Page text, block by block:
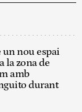
un nou espai
la zona de
amb
durant